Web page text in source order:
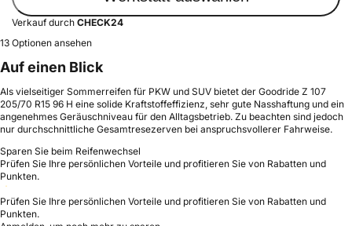
Verkauf durch CHECK24
13 Optionen ansehen
Auf einen Blick
Als vielseitiger Sommerreifen für PKW und SUV bietet der Goodride Z 107
205/70 R15 96 H eine solide Kraftstoffeffizienz, sehr gute Nasshaftung und ein
angenehmes Geräuschniveau für den Alltagsbetrieb. Zu beachten sind jedoch
nur durchschnittliche Gesamtresezerven bei anspruchsvollerer Fahrweise.
Sparen Sie beim Reifenwechsel
Prüfen Sie Ihre persönlichen Vorteile und profitieren Sie von Rabatten und
Punkten.
Prüfen Sie Ihre persönlichen Vorteile und profitieren Sie von Rabatten und
Punkten.